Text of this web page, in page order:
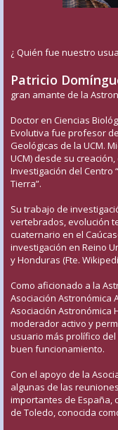
¿ Quién fue nuestro
Patricio
gran amante de la
Doctor en Ciencias
Evolutiva fue profesor
Geológicas de la UCM.
UCM) desde su
Investigación del Centro
Tierra”.
Su trabajo de
vertebrados, evolución
cuaternario en el
investigación en Reino
y Honduras (Fte.
Como aficionado a la
Asociación Astronómica
Asociación Astronómica
moderador activo y
usuario más prolífico
buen funcionamiento.
Con el apoyo de la
algunas de las
importantes de España,
de Toledo, conocida